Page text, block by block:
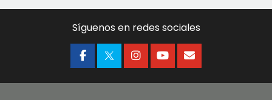
Síguenos en redes sociales